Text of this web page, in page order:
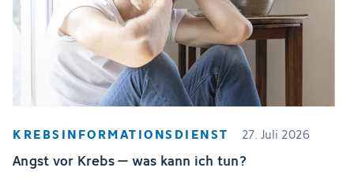
KREBSINFORMATIONSDIENST 27. Juli 2026
Angst vor Krebs – was kann ich tun?